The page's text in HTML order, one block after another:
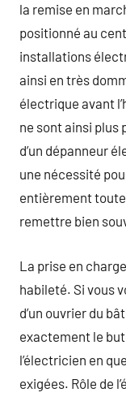
la remise en
positionné au
installations
ainsi en très
électrique avant
ne sont ainsi plus
d’un dépanneur
une nécessité
entièrement
remettre bien
La prise en
habileté. Si vous
d’un ouvrier du
exactement le
l’électricien en
exigées. Rôle de